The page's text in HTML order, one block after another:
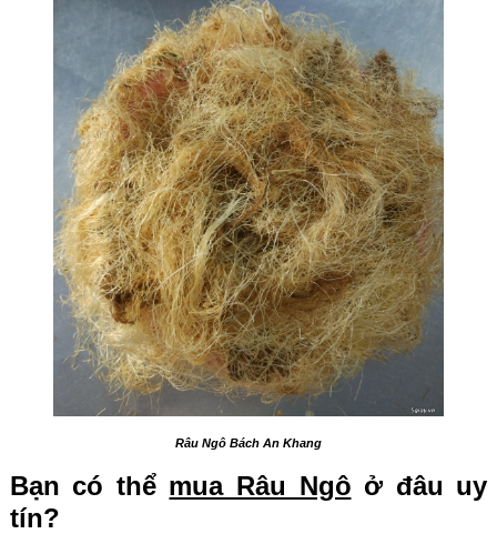
Râu Ngô Bách An Khang
Bạn có thể mua Râu Ngô ở đâu uy
tín?